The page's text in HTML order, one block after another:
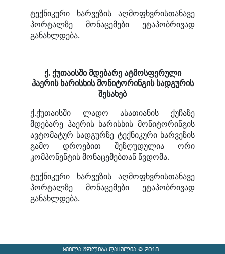
ტექნიკური ხარვეზის აღმოფხვრისთანავე
პორტალზე მონაცემები ეტაპობრივად
განახლდება.
ქ. ქუთაისშიმდებარე ატმოსფერული
ჰაერის ხარისხის მონიტორინგის სადგურის
შესახებ
ქ.ქუთაისში ლადო ასათიანის ქუჩაზე
მდებარე ჰაერის ხარისხის მონიტორინგის
ავტომატურ სადგურზე ტექნიკური ხარვეზის
გამო დროებით შეზღუდულია ორი
კომპონენტის მონაცემებთან წვდომა.
ტექნიკური ხარვეზის აღმოფხვრისთანავე
პორტალზე მონაცემები ეტაპობრივად
განახლდება.
ყველა უფლება დაცულია © 2018